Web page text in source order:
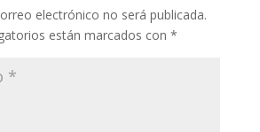
electrónico no será publicada.
están marcados con *